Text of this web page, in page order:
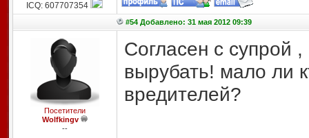
ICQ: 607707354
#54 Добавлено: 31 мая 2012 09:39
Посетители
Wolfkingv
--
Согласен с супрой
вырубать! мало ли
вредителей?